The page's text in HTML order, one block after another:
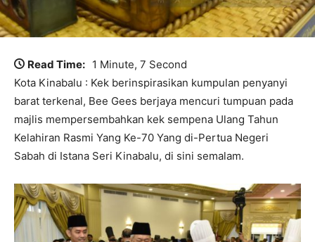
Read Time: 1 Minute, 7 Second
Kota Kinabalu : Kek berinspirasikan kumpulan penyanyi
barat terkenal, Bee Gees berjaya mencuri tumpuan pada
majlis mempersembahkan kek sempena Ulang Tahun
Kelahiran Rasmi Yang Ke-70 Yang di-Pertua Negeri
Sabah di Istana Seri Kinabalu, di sini semalam.